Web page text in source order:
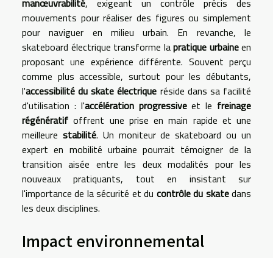
manœuvrabilité, exigeant un contrôle précis des
mouvements pour réaliser des figures ou simplement
pour naviguer en milieu urbain. En revanche, le
skateboard électrique transforme lapratique urbaineen
proposant une expérience différente. Souvent perçu
comme plus accessible, surtout pour les débutants,
l'accessibilité du skate électrique réside dans sa facilité
d'utilisation : l'accélération progressiveet le freinage
régénératif offrent une prise en main rapide et une
meilleure stabilité. Un moniteur de skateboard ou un
expert en mobilité urbaine pourrait témoigner de la
transition aisée entre les deux modalités pour les
nouveaux pratiquants, tout en insistant sur
l'importance de la sécurité et du contrôle du skatedans
les deux disciplines.
Impact environnemental